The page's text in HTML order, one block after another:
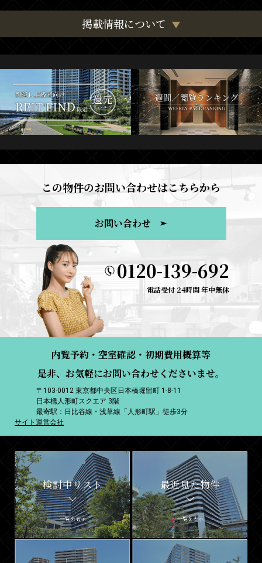
掲載情報について
この物件のお問い合わせはこちらから
お問い合わせ
0120-139-692
電話受付 24時間 年中無休
内覧予約・空室確認・初期費用概算等
是非、お気軽にお問い合わせくださいませ。
〒103-0012 東京都中央区日本橋堀留町 1-8-11
日本橋人形町スクエア 3階
最寄駅：日比谷線・浅草線「人形町駅」徒歩3分
サイト運営会社
検討中リスト
一覧を表示
最近見た物件
一覧を表示